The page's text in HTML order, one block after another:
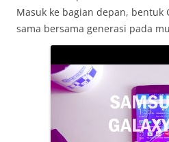
Masuk ke bagian depan, bentuk
sama bersama generasi pada